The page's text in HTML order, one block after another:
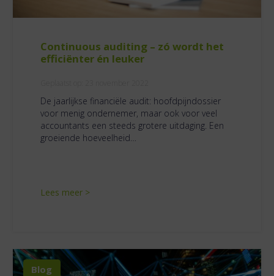
Continuous auditing – zó wordt het
efficiënter én leuker
De jaarlijkse financiële audit: hoofdpijndossier
voor menig ondernemer, maar ook voor veel
accountants een steeds grotere uitdaging. Een
groeiende hoeveelheid…
Lees meer >
Blog